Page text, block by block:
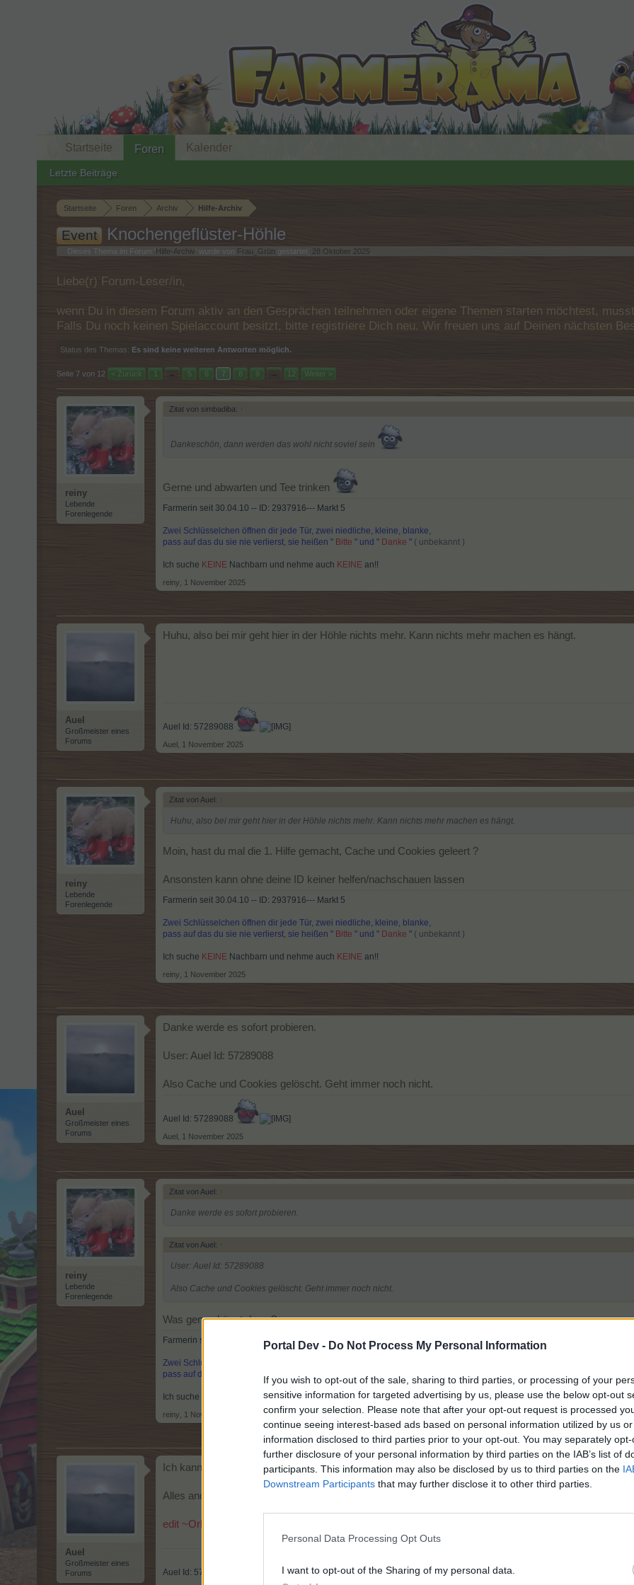
Portal Dev - Do Not Process My Personal Information
If you wish to opt-out of the sale, sharing to third parties, or processing of your
sensitive information for targeted advertising by us, please use the below opt-out
confirm your selection. Please note that after your opt-out request is processed
continue seeing interest-based ads based on personal information utilized by us
information disclosed to third parties prior to your opt-out. You may separately
further disclosure of your personal information by third parties on the IAB’s list of
participants. This information may also be disclosed by us to third parties on the
Downstream Participants that may further disclose it to other third parties.
Personal Data Processing Opt Outs
I want to opt-out of the Sharing of my personal data.
Startseite Foren Archiv Hilfe-Archiv
Event Knochengeflüster-Höhle
Dieses Thema im Forum ' Hilfe-Archiv ' wurde von Frau_Grün gestartet, 28 Oktober 2025
Liebe(r) Forum-Leser/in,
wenn Du in diesem Forum aktiv an den Gesprächen teilnehmen oder eigene Themen starten möchtest,
Falls Du noch keinen Spielaccount besitzt, bitte registriere Dich neu. Wir freuen uns auf Deinen nächsten
Status des Themas: Es sind keine weiteren Antworten möglich.
Seite 7 von 12 < Zurück 1 ← 5 6 7 8 9 → 12 Weiter >
reiny
Lebende
Forenlegende
Zitat von simbadiba: ↑
Dankeschön, dann werden das wohl nicht soviel sein
Gerne und abwarten und Tee trinken
Farmerin seit 30.04.10 -- ID: 2937916--- Markt 5
Zwei Schlüsselchen öffnen dir jede Tür, zwei niedliche, kleine, blanke,
pass auf das du sie nie verlierst, sie heißen " Bitte " und " Danke " ( unbekannt )
Ich suche KEINE Nachbarn und nehme auch KEINE an!!
reiny 1 November 2025
Auel
Großmeister eines
Forums
Huhu, also bei mir geht hier in der Höhle nichts mehr. Kann nichts mehr machen es hängt.
Auel Id: 57289088
Auel 1 November 2025
reiny
Lebende
Forenlegende
Zitat von Auel: ↑
Huhu, also bei mir geht hier in der Höhle nichts mehr. Kann nichts mehr machen es hängt.
Moin, hast du mal die 1. Hilfe gemacht, Cache und Cookies geleert ?
Ansonsten kann ohne deine ID keiner helfen/nachschauen lassen
Farmerin seit 30.04.10 -- ID: 2937916--- Markt 5
Zwei Schlüsselchen öffnen dir jede Tür, zwei niedliche, kleine, blanke,
pass auf das du sie nie verlierst, sie heißen " Bitte " und " Danke " ( unbekannt )
Ich suche KEINE Nachbarn und nehme auch KEINE an!!
reiny 1 November 2025
Auel
Großmeister eines
Forums
Danke werde es sofort probieren.
User: Auel Id: 57289088
Also Cache und Cookies gelöscht. Geht immer noch nicht.
Auel Id: 57289088
Auel 1 November 2025
reiny
Lebende
Forenlegende
Zitat von Auel: ↑
Danke werde es sofort probieren.
Zitat von Auel: ↑
User: Auel Id: 57289088
Also Cache und Cookies gelöscht. Geht immer noch nicht.
Was genau hängt denn ?
Farmerin seit 30.04.10 -- ID: 2937916--- Markt 5
Zwei Schlüsselchen öffnen dir jede Tür, zwei niedliche, kleine, blanke,
pass auf das du sie nie verlierst, sie heißen "
Ich suche Nachbarn und nehme auchKEINEan!!
reiny 1 November 2025
Auel
Großmeister eines
Forums
Ich kann anklicken was ich will es geht nichts. Ausdauer habe ich. kann aber keine Steine mehr
Alles andere geht. Eintauschen und im Shop Sachen holen aber die Steine lassen sich nicht mehr
edit ~Orleana~: bitte vermeide Doppelposts, wenn du deinem Beitrag noch etwas hinzufügen
Auel Id: 57289088
Startseite Foren
Letzte Beiträge
Kalender